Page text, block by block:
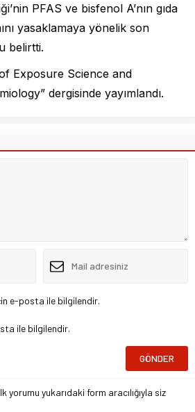
PFAS ve bisfenol A’nın gıda
yasaklamaya yönelik son
belirtti.
Exposure Science and
dergisinde yayımlandı.
e-posta ile bilgilendir.
ile bilgilendir.
yorumu yukarıdaki form aracılığıyla siz